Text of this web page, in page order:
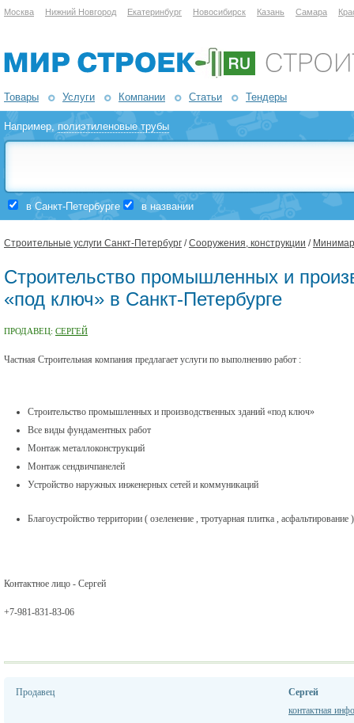
Москва Нижний Новгород Екатеринбург Новосибирск Казань Самара
Товары Услуги Компании Статьи Тендеры
Например,полиэтиленовые трубы
в Санкт-Петербурге в названии
Строительные услуги Санкт-Петербург /Сооружения, конструкции /
Строительство промышленных и
«под ключ» в Санкт-Петербурге
ПРОДАВЕЦ: СЕРГЕЙ
Частная Строительная компания предлагает услуги по выполнению работ :
Строительство промышленных и производственных зданий «под ключ»
Все виды фундаментных работ
Монтаж металлоконструкций
Монтаж сендвичпанелей
Устройство наружных инженерных сетей и коммуникаций
Благоустройство территории ( озеленение , тротуарная плитка , асфальтирование )
Контактное лицо - Сергей
+7-981-831-83-06
Продавец
Сергей
контактная